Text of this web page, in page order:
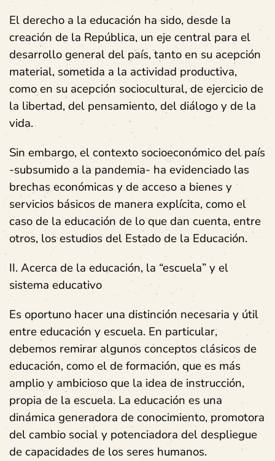
El derecho a la educación ha sido, desde la
creación de la República, un eje central para el
desarrollo general del país, tanto en su acepción
material, sometida a la actividad productiva,
como en su acepción sociocultural, de ejercicio de
la libertad, del pensamiento, del diálogo y de la
vida.
Sin embargo, el contexto socioeconómico del país
-subsumido a la pandemia- ha evidenciado las
brechas económicas y de acceso a bienes y
servicios básicos de manera explícita, como el
caso de la educación de lo que dan cuenta, entre
otros, los estudios del Estado de la Educación.
II. Acerca de la educación, la “escuela” y el
sistema educativo
Es oportuno hacer una distinción necesaria y útil
entre educación y escuela. En particular,
debemos remirar algunos conceptos clásicos de
educación, como el de formación, que es más
amplio y ambicioso que la idea de instrucción,
propia de la escuela. La educación es una
dinámica generadora de conocimiento, promotora
del cambio social y potenciadora del despliegue
de capacidades de los seres humanos.